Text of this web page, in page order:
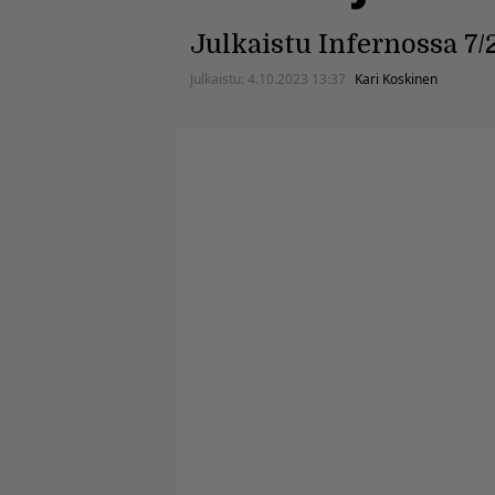
Julkaistu Infernossa 7/
Julkaistu: 4.10.2023 13:37 Kari Koskinen